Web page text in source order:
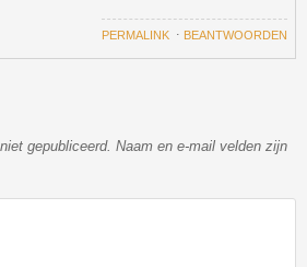
PERMALINK ⋅ BEANTWOORDEN
gepubliceerd. Naam en e-mail velden zijn